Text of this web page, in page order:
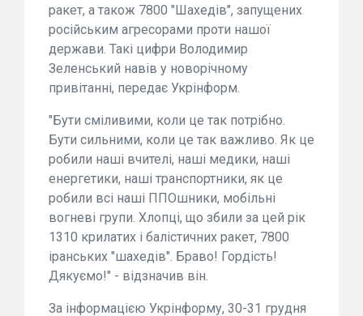
ракет, а також 7800 "Шахедів", запущених
російським агресорами проти нашої
держави. Такі цифри Володимир
Зеленський навів у новорічному
привітанні, передає Укрінформ.
"Бути сміливими, коли це так потрібно.
Бути сильними, коли це так важливо. Як це
робили наші вчителі, наші медики, наші
енергетики, наші транспортники, як це
робили всі наші ППОшники, мобільні
вогневі групи. Хлопці, що збили за цей рік
1310 крилатих і балістичних ракет, 7800
іранських "шахедів". Браво! Гордість!
Дякуємо!" - відзначив він.
За інформацією Укрінформу, 30-31 грудня